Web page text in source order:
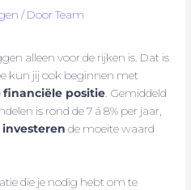
/ DoorTeam
alleen voor de rijken is. Dat is
kun jij ook beginnen met
financiële positie. Gemiddeld
is rond de 7 á 8% per jaar,
de moeite waard
die je nodig hebt om te